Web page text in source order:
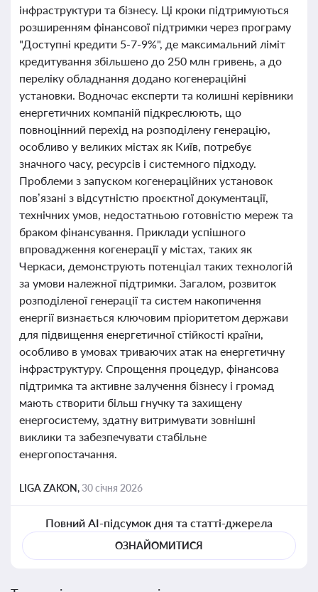
інфраструктури та бізнесу. Ці кроки підтримуються
розширенням фінансової підтримки через програму
"Доступні кредити 5-7-9%", де максимальний ліміт
кредитування збільшено до 250 млн гривень, а до
переліку обладнання додано когенераційні
установки. Водночас експерти та колишні керівники
енергетичних компаній підкреслюють, що
повноцінний перехід на розподілену генерацію,
особливо у великих містах як Київ, потребує
значного часу, ресурсів і системного підходу.
Проблеми з запуском когенераційних установок
пов’язані з відсутністю проєктної документації,
технічних умов, недостатньою готовністю мереж та
браком фінансування. Приклади успішного
впровадження когенерації у містах, таких як
Черкаси, демонструють потенціал таких технологій
за умови належної підтримки. Загалом, розвиток
розподіленої генерації та систем накопичення
енергії визнається ключовим пріоритетом держави
для підвищення енергетичної стійкості країни,
особливо в умовах триваючих атак на енергетичну
інфраструктуру. Спрощення процедур, фінансова
підтримка та активне залучення бізнесу і громад
мають створити більш гнучку та захищену
енергосистему, здатну витримувати зовнішні
виклики та забезпечувати стабільне
енергопостачання.
LIGA ZAKON,30 січня 2026
Повний AI-підсумок дня та статті-джерела
ОЗНАЙОМИТИСЯ